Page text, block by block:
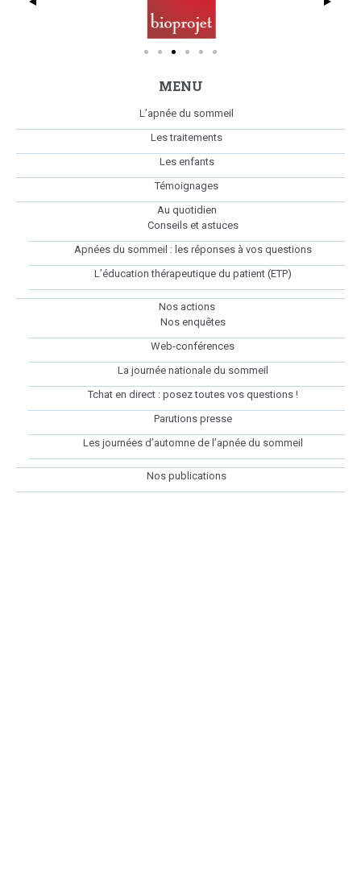
MENU
L’apnée du sommeil
Les traitements
Les enfants
Témoignages
Au quotidien
Conseils et astuces
Apnées du sommeil : les réponses à vos questions
L’éducation thérapeutique du patient (ETP)
Nos actions
Nos enquêtes
Web-conférences
La journée nationale du sommeil
Tchat en direct : posez toutes vos questions !
Parutions presse
Les journées d’automne de l’apnée du sommeil
Nos publications